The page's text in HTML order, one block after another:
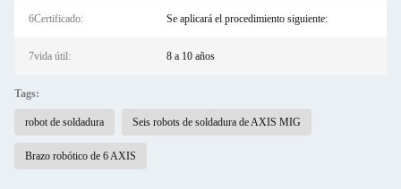
6Certificado: Se aplicará el procedimiento siguiente:
7vida útil: 8 a 10 años
Tags:
robot de soldadura Seis robots de soldadura de AXIS MIG
Brazo robótico de 6 AXIS